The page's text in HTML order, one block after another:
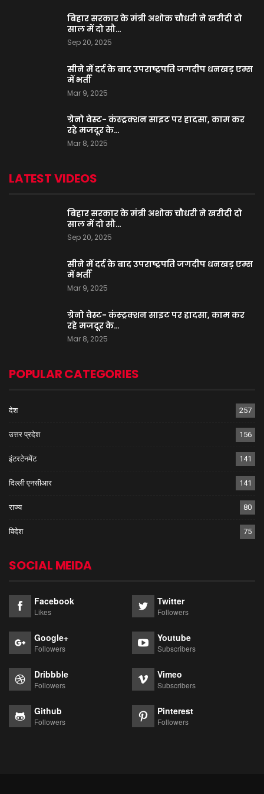
बिहार सरकार के मंत्री अशोक चौधरी ने खरीदी दो
साल में दो सौ…
Sep 20, 2025
सीने में दर्द के बाद उपराष्ट्रपति जगदीप धनखड़ एम्स
में भर्ती
Mar 9, 2025
ग्रेनो वेस्ट- कंस्ट्रक्शन साइट पर हादसा, काम कर
रहे मजदूर के…
Mar 8, 2025
LATEST VIDEOS
बिहार सरकार के मंत्री अशोक चौधरी ने खरीदी दो
साल में दो सौ…
Sep 20, 2025
सीने में दर्द के बाद उपराष्ट्रपति जगदीप धनखड़ एम्स
में भर्ती
Mar 9, 2025
ग्रेनो वेस्ट- कंस्ट्रक्शन साइट पर हादसा, काम कर
रहे मजदूर के…
Mar 8, 2025
POPULAR CATEGORIES
देश 257
उत्तर प्रदेश 156
इंटरटेनमेंट 141
दिल्ली एनसीआर 141
राज्य 80
विदेश 75
SOCIAL MEIDA
Facebook
Likes
Twitter
Followers
Google+
Followers
Youtube
Subscribers
Dribbble
Followers
Vimeo
Subscribers
Github
Followers
Pinterest
Followers